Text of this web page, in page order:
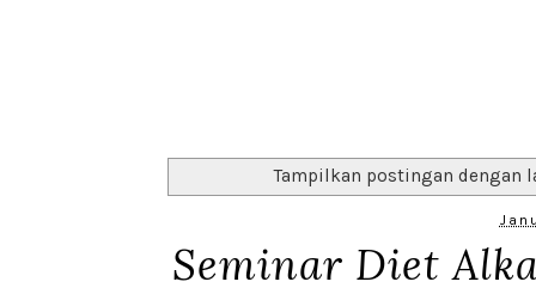
Tampilkan postingan dengan
Seminar Diet